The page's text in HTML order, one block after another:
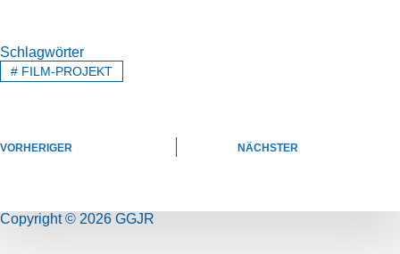
Schlagwörter
#FILM-PROJEKT
VORHERIGER NÄCHSTER
Copyright © 2026 GGJR